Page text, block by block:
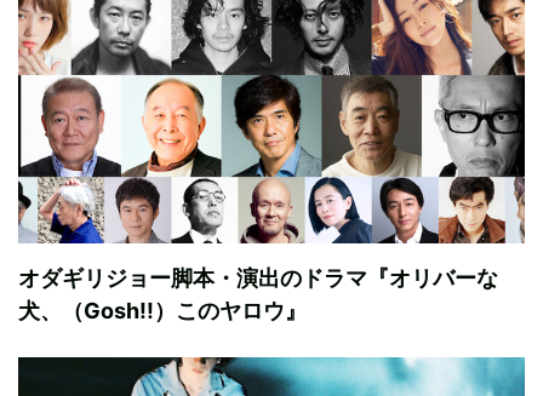
オダギリジョー脚本・演出のドラマ『オリバーな
犬、（Gosh!!）このヤロウ』